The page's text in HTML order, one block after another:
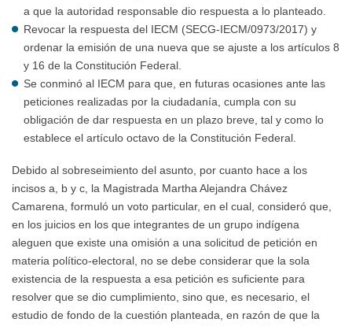
a que la autoridad responsable dio respuesta a lo planteado.
Revocar la respuesta del IECM (SECG-IECM/0973/2017) y
ordenar la emisión de una nueva que se ajuste a los artículos 8
y 16 de la Constitución Federal.
Se conminó al IECM para que, en futuras ocasiones ante las
peticiones realizadas por la ciudadanía, cumpla con su
obligación de dar respuesta en un plazo breve, tal y como lo
establece el artículo octavo de la Constitución Federal.
Debido al sobreseimiento del asunto, por cuanto hace a los
incisos a, b y c, la Magistrada Martha Alejandra Chávez
Camarena, formuló un voto particular, en el cual, consideró que,
en los juicios en los que integrantes de un grupo indígena
aleguen que existe una omisión a una solicitud de petición en
materia político-electoral, no se debe considerar que la sola
existencia de la respuesta a esa petición es suficiente para
resolver que se dio cumplimiento, sino que, es necesario, el
estudio de fondo de la cuestión planteada, en razón de que la